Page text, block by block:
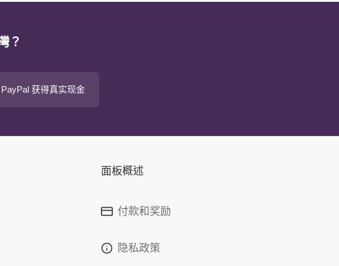
？
获得真实现金
面板概述
付款和奖励
隐私政策